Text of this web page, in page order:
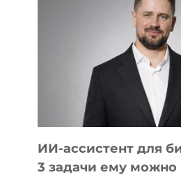
КОТОРЫЕ
РАЗВИВАЮТ
ОБРАЗОВАНИЕ
ТАДЖИКИСТАНА
ИИ-ассистент для
3 задачи ему можно